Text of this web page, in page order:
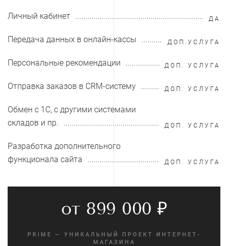
Личный кабинет ДА
Передача данных в онлайн-кассы ДОП.УСЛУГА
Персональные рекомендации ДОП. УСЛУГА
Отправка заказов в CRM-систему ДОП. УСЛУГА
Обмен с 1С, с другими системами
складов и пр.
ДОП. УСЛУГА
Разработка дополнительного
функционала сайта
ДОП. УСЛУГА
от 899 000 ₽
PRIME — УНИКАЛЬНЫЙ ПРОЕКТ ИНТЕРНЕТ-
МАГАЗИНА